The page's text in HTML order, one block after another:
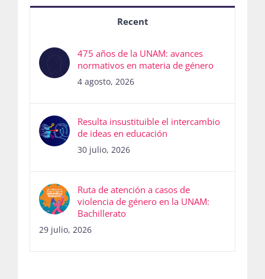
Recent
475 años de la UNAM: avances
normativos en materia de género
4 agosto, 2026
Resulta insustituible el intercambio
de ideas en educación
30 julio, 2026
Ruta de atención a casos de
violencia de género en la UNAM:
Bachillerato
29 julio, 2026